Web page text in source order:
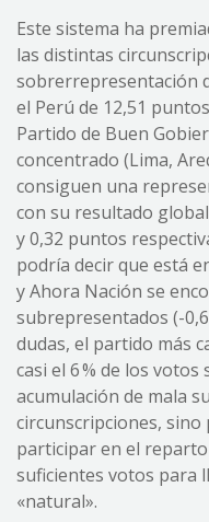
Este sistema ha
las distintas
sobrerrepresentación
el Perú de 12,51
Partido de Buen
concentrado (Lima,
consiguen una
con su resultado
y 0,32 puntos
podría decir que está
y Ahora Nación se
subrepresentados (-
dudas, el partido más
casi el 6 % de los
acumulación de mala
circunscripciones,
participar en el
suficientes votos para
«natural».